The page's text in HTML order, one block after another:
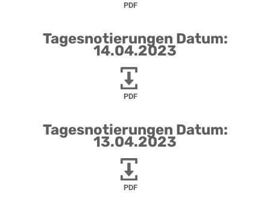
PDF
Tagesnotierungen Datum:
14.04.2023
PDF
Tagesnotierungen Datum:
13.04.2023
PDF